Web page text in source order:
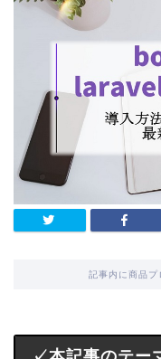
記事内に商品プ